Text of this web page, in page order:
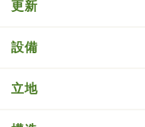
更新
設備
立地